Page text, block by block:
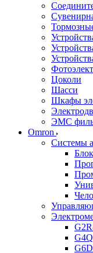
Цоколи
Шасси
Шкафы
ЭМС
Omron
Системы
G4Q